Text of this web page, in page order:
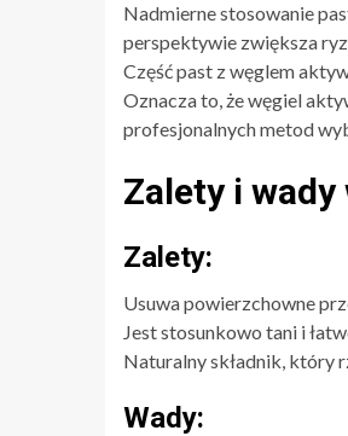
Nadmierne stosowanie
perspektywie zwiększa
Część past z węglem
Oznacza to, że węgiel
profesjonalnych metod
Zalety i
Zalety:
Usuwa powierzchowne
Jest stosunkowo tani i
Naturalny składnik, który
Wady: